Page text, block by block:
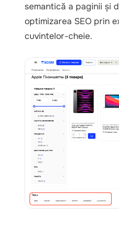
semantică a paginii și
optimizarea SEO prin
cuvintelor-cheie.